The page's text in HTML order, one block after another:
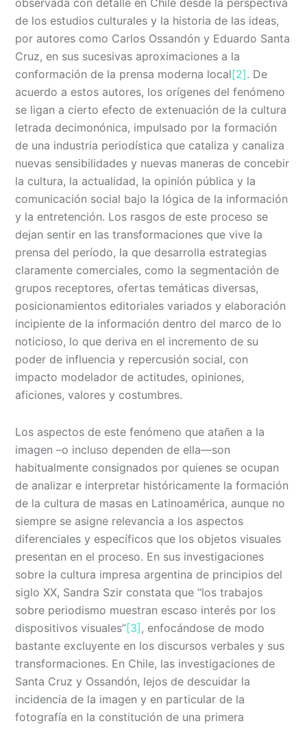
de los estudios culturales y la historia de las ideas,
por autores como Carlos Ossandón y Eduardo Santa
Cruz, en sus sucesivas aproximaciones a la
conformación de la prensa moderna local[2]. De
acuerdo a estos autores, los orígenes del fenómeno
se ligan a cierto efecto de extenuación de la cultura
letrada decimonónica, impulsado por la formación
de una industria periodística que cataliza y canaliza
nuevas sensibilidades y nuevas maneras de concebir
la cultura, la actualidad, la opinión pública y la
comunicación social bajo la lógica de la información
y la entretención. Los rasgos de este proceso se
dejan sentir en las transformaciones que vive la
prensa del período, la que desarrolla estrategias
claramente comerciales, como la segmentación de
grupos receptores, ofertas temáticas diversas,
posicionamientos editoriales variados y elaboración
incipiente de la información dentro del marco de lo
noticioso, lo que deriva en el incremento de su
poder de influencia y repercusión social, con
impacto modelador de actitudes, opiniones,
aficiones, valores y costumbres.
Los aspectos de este fenómeno que atañen a la
imagen –o incluso dependen de ella—son
habitualmente consignados por quienes se ocupan
de analizar e interpretar históricamente la formación
de la cultura de masas en Latinoamérica, aunque no
siempre se asigne relevancia a los aspectos
diferenciales y específicos que los objetos visuales
presentan en el proceso. En sus investigaciones
sobre la cultura impresa argentina de principios del
siglo XX, Sandra Szir constata que “los trabajos
sobre periodismo muestran escaso interés por los
dispositivos visuales”[3] , enfocándose de modo
bastante excluyente en los discursos verbales y sus
transformaciones. En Chile, las investigaciones de
Santa Cruz y Ossandón, lejos de descuidar la
incidencia de la imagen y en particular de la
fotografía en la constitución de una primera